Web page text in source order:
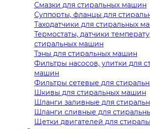
Смазки для стиральных машин
Суппорты, фланцы для
Таходатчики для стиральных
Термостаты, датчики
стиральных машин
Тэны для стиральных машин
Фильтры насосов, улитки для
машин
Фильтры сетевые для
Шкивы для стиральных машин
Шланги заливные для
Шланги сливные для
Щетки двигателей для